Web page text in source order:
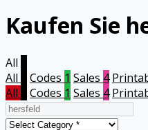
Kaufen Sie
All
All
Codes 1 Sales 4
All
Codes 1 Sales 4